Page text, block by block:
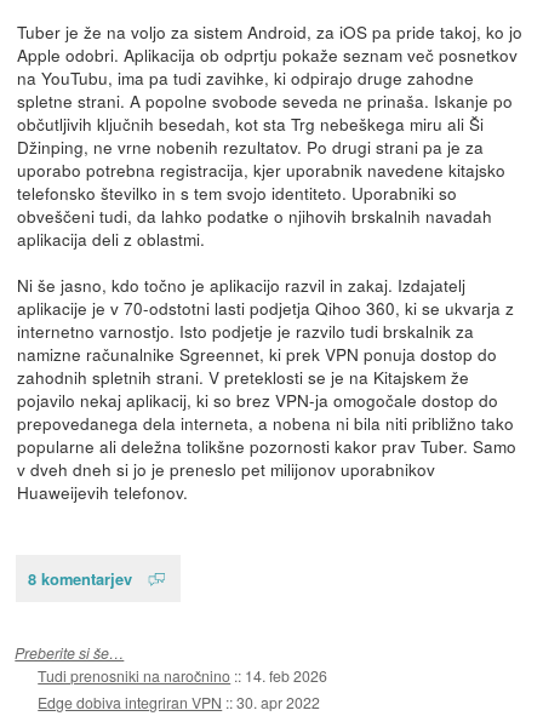
Tuber je že na voljo za sistem Android, za iOS pa pride takoj, ko jo
Apple odobri. Aplikacija ob odprtju pokaže seznam več posnetkov
na YouTubu, ima pa tudi zavihke, ki odpirajo druge zahodne
spletne strani. A popolne svobode seveda ne prinaša. Iskanje po
občutljivih ključnih besedah, kot sta Trg nebeškega miru ali Ši
Džinping, ne vrne nobenih rezultatov. Po drugi strani pa je za
uporabo potrebna registracija, kjer uporabnik navedene kitajsko
telefonsko številko in s tem svojo identiteto. Uporabniki so
obveščeni tudi, da lahko podatke o njihovih brskalnih navadah
aplikacija deli z oblastmi.
Ni še jasno, kdo točno je aplikacijo razvil in zakaj. Izdajatelj
aplikacije je v 70-odstotni lasti podjetja Qihoo 360, ki se ukvarja z
internetno varnostjo. Isto podjetje je razvilo tudi brskalnik za
namizne računalnike Sgreennet, ki prek VPN ponuja dostop do
zahodnih spletnih strani. V preteklosti se je na Kitajskem že
pojavilo nekaj aplikacij, ki so brez VPN-ja omogočale dostop do
prepovedanega dela interneta, a nobena ni bila niti približno tako
popularne ali deležna tolikšne pozornosti kakor prav Tuber. Samo
v dveh dneh si jo je preneslo pet milijonov uporabnikov
Huaweijevih telefonov.
8 komentarjev
Preberite si še…
Tudi prenosniki na naročnino :: 14. feb 2026
Edge dobiva integriran VPN ::30. apr 2022